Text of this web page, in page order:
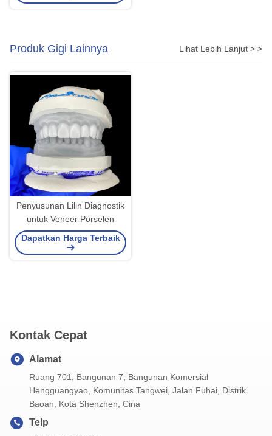
Produk Gigi Lainnya Lihat Lebih Lanjut > >
Penyusunan Lilin Diagnostik
untuk Veneer Porselen
Dapatkan Harga Terbaik
Kontak Cepat
Alamat
Ruang 701, Bangunan 7, Bangunan Komersial
Hengguangyao, Komunitas Tangwei, Jalan Fuhai, Distrik
Baoan, Kota Shenzhen, Cina
Telp